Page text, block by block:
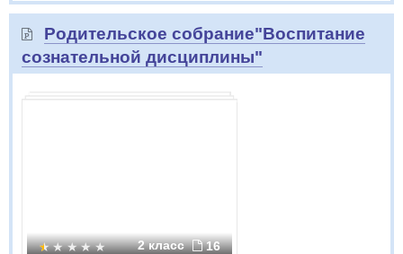
Родительское собрание"Воспитание
сознательной дисциплины"
2 класс 16